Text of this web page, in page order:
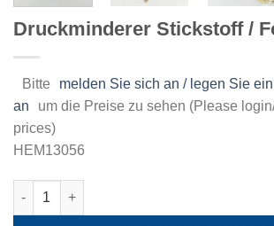
Druckminderer Stickstoff /
Bitte
melden Sie sich an / legen Sie
an
um die Preise zu sehen (Please
prices)
HEM13056
Druckminderer Stickstoff / Formiergas